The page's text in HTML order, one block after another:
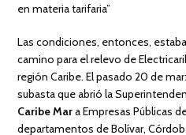
en materia tarifaria”
Las condiciones, entonces,
camino para el relevo de
región Caribe. El pasado 20 de
subasta que abrió la
Caribe Mara Empresas Públicas
departamentos de Bolívar,